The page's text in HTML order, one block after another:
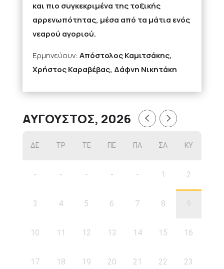
και πιο συγκεκριμένα της τοξικής
αρρενωπότητας, μέσα από τα μάτια ενός
νεαρού αγοριού.
Ερμηνεύουν: Απόστολος Καμιτσάκης,
Χρήστος Καραβέβας, Δάφνη Νικητάκη
ΑΎΓΟΥΣΤΟΣ, 2026
ΔΕ ΤΡ ΤΕ ΠΕ ΠΑ ΣΑ ΚΥ
- - - - - 1 2
3 4 5 6 7 8 9
10 11 12 13 14 15 16
17 18 19 20 21 22 23